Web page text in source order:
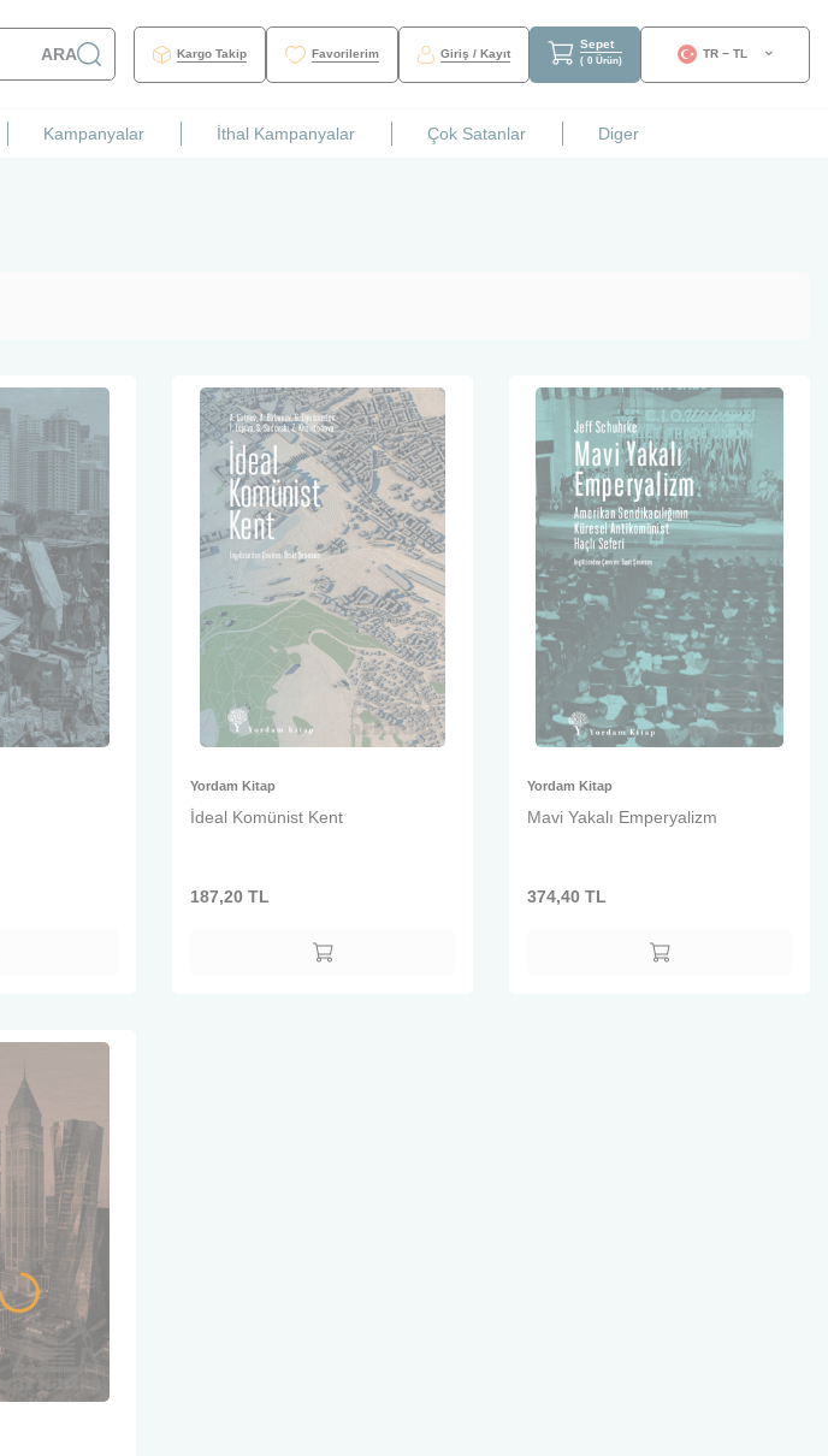
ARA Kargo Takip Favorilerim Giriş / Kayıt
Sepet
( 0 Ürün)
TR − TL
Kampanyalar İthal Kampanyalar Çok Satanlar Diger
Yordam Kitap
İdeal Komünist Kent
187,20 TL
Yordam Kitap
Mavi Yakalı Emperyalizm
374,40 TL